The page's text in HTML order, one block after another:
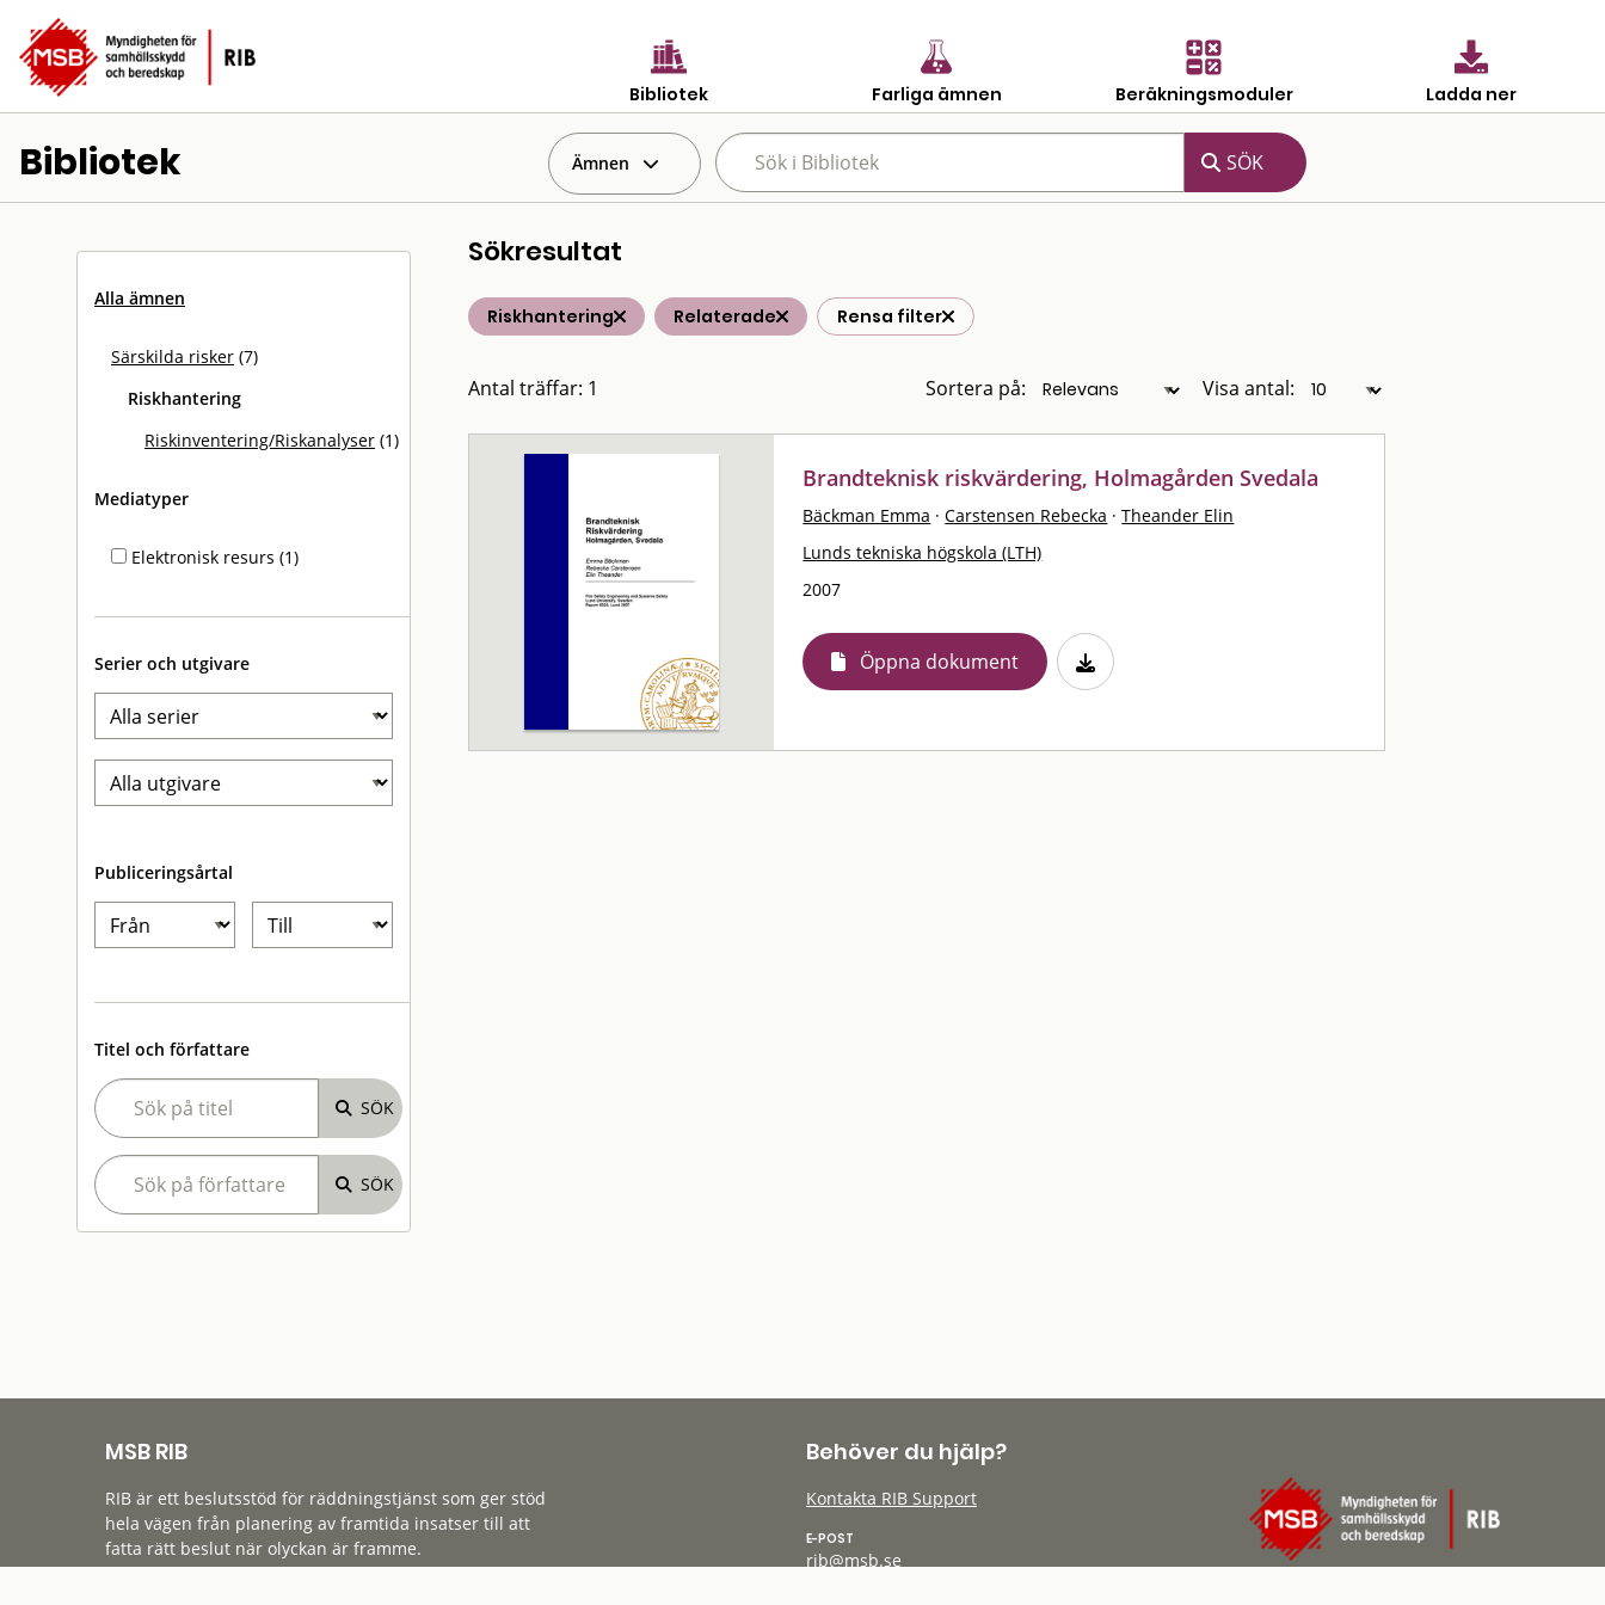
Bibliotek Farliga ämnen Beräkningsmoduler Ladda ner
Bibliotek Ämnen
Alla ämnen
Särskilda risker (7)
Riskhantering
Riskinventering/Riskanalyser (1)
Mediatyper
Elektronisk resurs (1)
Serier och utgivare
Publiceringsårtal
Titel och författare
Sökresultat
Riskhantering Relaterade Rensa filter
Antal träffar: 1 Sortera på: Visa antal:
Brandteknisk riskvärdering, Holmagården Svedala
Bäckman Emma · Carstensen Rebecka · Theander Elin
Lunds tekniska högskola (LTH)
2007
Öppna dokument
MSB RIB
RIB är ett beslutsstöd för räddningstjänst som ger stöd
hela vägen från planering av framtida insatser till att
fatta rätt beslut när olyckan är framme.
Behöver du hjälp?
Kontakta RIB Support
E-POST
rib@msb.se